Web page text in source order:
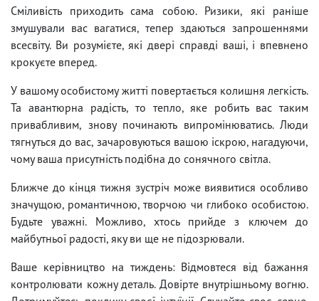
Сміливість приходить сама собою. Ризики, які раніше
змушували вас вагатися, тепер здаються запрошеннями
всесвіту. Ви розумієте, які двері справді ваші, і впевнено
крокуєте вперед.
У вашому особистому житті повертається колишня легкість.
Та авантюрна радість, то тепло, яке робить вас таким
привабливим, знову починають випромінюватись. Люди
тягнуться до вас, зачаровуються вашою іскрою, нагадуючи,
чому ваша присутність подібна до сонячного світла.
Ближче до кінця тижня зустріч може виявитися особливо
значущою, романтичною, творчою чи глибоко особистою.
Будьте уважні. Можливо, хтось прийде з ключем до
майбутньої радості, яку ви ще не підозрювали.
Ваше керівництво на тиждень: Відмовтеся від бажання
контролювати кожну деталь. Довірте внутрішньому вогню.